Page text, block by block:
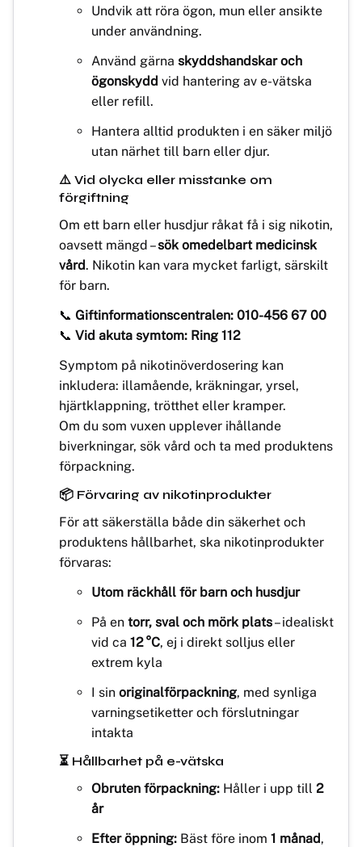
Undvik att röra ögon, mun eller ansikte
under användning.
Använd gärna skyddshandskar och
ögonskydd vid hantering av e-vätska
eller refill.
Hantera alltid produkten i en säker miljö
utan närhet till barn eller djur.
⚠️ Vid olycka eller misstanke om
förgiftning
Om ett barn eller husdjur råkat få i sig nikotin,
oavsett mängd –sök omedelbart medicinsk
vård. Nikotin kan vara mycket farligt, särskilt
för barn.
📞 Giftinformationscentralen: 010-456 67 00
📞 Vid akuta symtom: Ring 112
Symptom på nikotinöverdosering kan
inkludera: illamående, kräkningar, yrsel,
hjärtklappning, trötthet eller kramper.
Om du som vuxen upplever ihållande
biverkningar, sök vård och ta med produktens
förpackning.
📦 Förvaring av nikotinprodukter
För att säkerställa både din säkerhet och
produktens hållbarhet, ska nikotinprodukter
förvaras:
Utom räckhåll för barn och husdjur
På en torr, sval och mörk plats– idealiskt
vid ca 12 °C, ej i direkt solljus eller
extrem kyla
I sin originalförpackning, med synliga
varningsetiketter och förslutningar
intakta
⏳ Hållbarhet på e-vätska
Obruten förpackning: Håller i upp till 2
år
Efter öppning: Bäst före inom 1 månad,